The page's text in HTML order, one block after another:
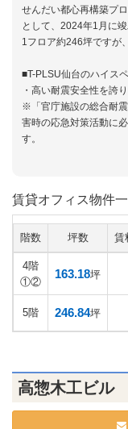
せんだい都心再構築プ
として、2024年1月に竣
1フロア約246坪ですが
■T-PLSU仙台のハイス
・高い耐震安全性を誇
※「官庁施設の総合耐
害時の応急対策活動に
す。
方式を採用。災害時や
備電源線に切りかわる
・テナント用に貸室内
置スペースを用意
万が一、高圧受電線に
た、屋上に300kVA×1
意されています。
「CASBEEウェルネス
環境に配慮した設計をさ
LED照明、Low-e複層
賃貸オフィス物件
階数 坪数 賃
4階
①②
163.18坪
5階 246.84坪
高惣木工ビル